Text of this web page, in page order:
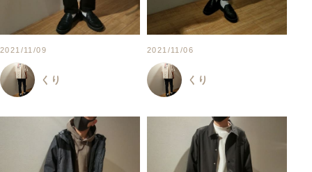
2021/11/09
くり
2021/11/06
くり